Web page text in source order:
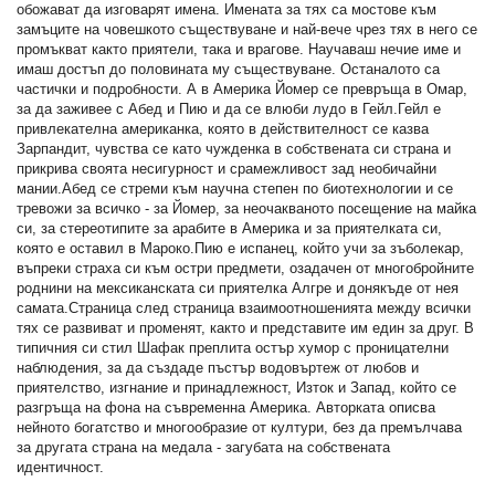
обожават да изговарят имена. Имената за тях са мостове към
замъците на човешкото съществуване и най-вече чрез тях в него се
промъкват както приятели, така и врагове. Научаваш нечие име и
имаш достъп до половината му съществуване. Останалото са
частички и подробности. А в Америка Йомер се превръща в Омар,
за да заживее с Абед и Пию и да се влюби лудо в Гейл.Гейл е
привлекателна американка, която в действителност се казва
Зарпандит, чувства се като чужденка в собствената си страна и
прикрива своята несигурност и срамежливост зад необичайни
мании.Абед се стреми към научна степен по биотехнологии и се
тревожи за всичко - за Йомер, за неочакваното посещение на майка
си, за стереотипите за арабите в Америка и за приятелката си,
която е оставил в Мароко.Пию е испанец, който учи за зъболекар,
въпреки страха си към остри предмети, озадачен от многобройните
роднини на мексиканската си приятелка Алгре и донякъде от нея
самата.Страница след страница взаимоотношенията между всички
тях се развиват и променят, както и представите им един за друг. В
типичния си стил Шафак преплита остър хумор с проницателни
наблюдения, за да създаде пъстър водовъртеж от любов и
приятелство, изгнание и принадлежност, Изток и Запад, който се
разгръща на фона на съвременна Америка. Авторката описва
нейното богатство и многообразие от култури, без да премълчава
за другата страна на медала - загубата на собствената
идентичност.